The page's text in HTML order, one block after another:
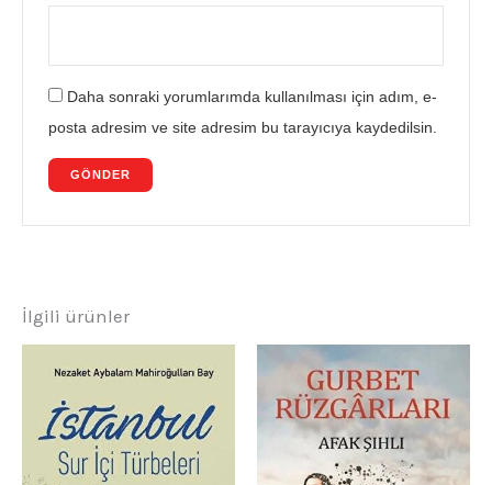
Daha sonraki yorumlarımda kullanılması için adım, e-
posta adresim ve site adresim bu tarayıcıya kaydedilsin.
İlgili ürünler